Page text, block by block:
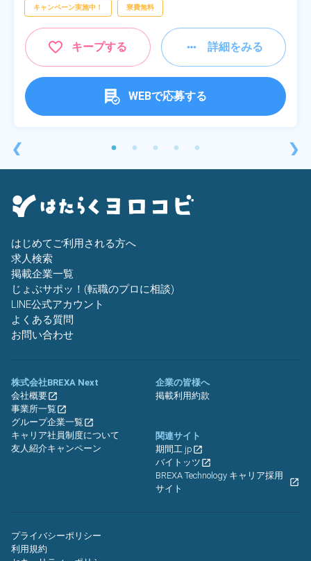
❮
キャンペーン実施中！ 寮費無料
キープする 詳細をみる
WEBで応募する
❯
はじめてご利用される方へ
求人検索
掲載企業一覧
じょぶサポッ！(転職のプロに相談)
LINE公式アカウント
よくある質問
お問い合わせ
株式会社BREXA Next
会社概要
事業所一覧
グループ企業一覧
キャリア社員制度について
友人紹介キャンペーン
企業の皆様へ
掲載利用約款
関連サイト
期間工.jp
バイトッツ
BREXA Technology キャリア採用
サイト
プライバシーポリシー
利用規約